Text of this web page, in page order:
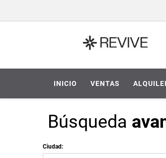
INICIO VENTAS
Búsqueda
Ciudad: